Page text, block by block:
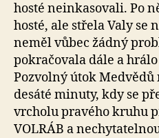
hosté neinkasovali. Po
hosté, ale střela Valy se
neměl vůbec žádný
pokračovala dále a
Pozvolný útok Medvědů
desáté minuty, kdy se
vrcholu pravého kruhu
VOLRÁB a